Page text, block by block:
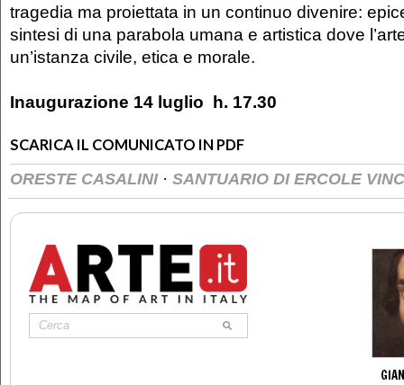
tragedia ma proiettata in un continuo divenire:
sintesi di una parabola umana e artistica dove
un’istanza civile, etica e morale.
Inaugurazione 14 luglio h. 17.30
SCARICA IL COMUNICATO IN PDF
ORESTE CASALINI · SANTUARIO DI ERCOLE